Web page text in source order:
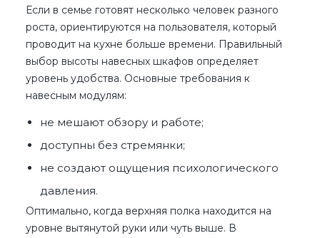
Если в семье готовят несколько человек разного
роста, ориентируются на пользователя, который
проводит на кухне больше времени. Правильный
выбор высоты навесных шкафов определяет
уровень удобства. Основные требования к
навесным модулям:
не мешают обзору и работе;
доступны без стремянки;
не создают ощущения психологического
давления.
Оптимально, когда верхняя полка находится на
уровне вытянутой руки или чуть выше. В